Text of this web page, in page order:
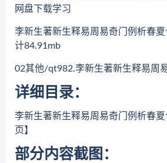
网盘下载学习
李新生著新生释易周易奇门例析春
计84.91mb
02其他/qt982.李新生著新生释易周
详细目录：
李新生著新生释易周易奇门例析春
页】
部分内容截图：